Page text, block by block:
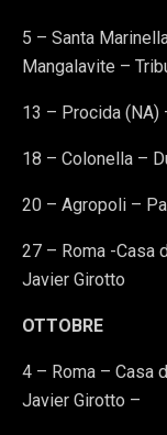
5 – Santa
Mangalavite –
13 – Procida
18 – Colonella –
20 – Agropoli –
27 – Roma -Casa
Javier Girotto
OTTOBRE
4 – Roma – Casa
Javier Girotto –